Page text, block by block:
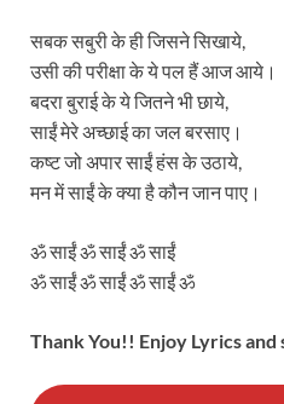
सबक सबुरी के ही जिसने सिखाये,
उसी की परीक्षा के ये पल हैं आज आये।
बदरा बुराई के ये जितने भी छाये,
साईं मेरे अच्छाई का जल बरसाए।
कष्ट जो अपार साईं हंस के उठाये,
मन में साईं के क्या है कौन जान पाए।
ॐ साईं ॐ साईं ॐ साईं
ॐ साईं ॐ साईं ॐ साईं ॐ
Thank You!! Enjoy Lyrics